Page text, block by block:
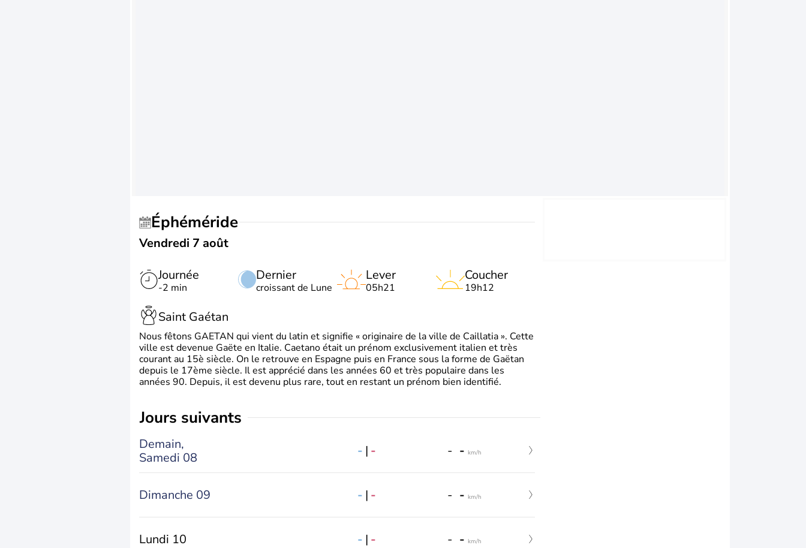
Éphéméride
Vendredi 7 août
Journée
-2 min
Dernier
croissant de Lune
Lever
05h21
Coucher
19h12
Saint Gaétan
Nous fêtons GAETAN qui vient du latin et signifie « originaire de la ville de Caillatia ». Cette
ville est devenue Gaëte en Italie. Caetano était un prénom exclusivement italien et très
courant au 15è siècle. On le retrouve en Espagne puis en France sous la forme de Gaëtan
depuis le 17ème siècle. Il est apprécié dans les années 60 et très populaire dans les
années 90. Depuis, il est devenu plus rare, tout en restant un prénom bien identifié.
jours suivants
Demain,
Samedi 08
- | - - - km/h
Dimanche 09 - | - - - km/h
Lundi 10 - | - - - km/h